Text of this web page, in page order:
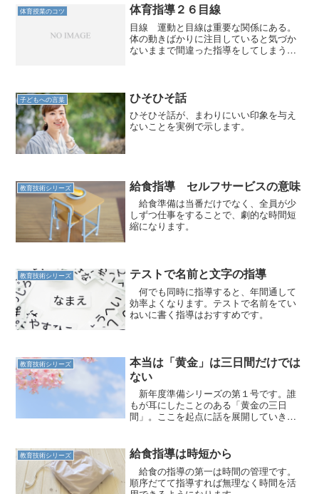
体育授業のコツ 体育指導２６目線
目線 運動と目線は重要な関係にある。
体の動きばかりに注目していると気づか
ないままで間違った指導をしてしまう。
なる。嘘みたいと思うだろう...
子どもへの言葉 ひそひそ話
ひそひそ話が、まわりにいい印象を与え
ないことを実例で示します。
教育技術シリーズ 給食指導 セルフサービスの意味
給食準備は当番だけでなく、全員が少
しずつ仕事をすることで、劇的な時間短
縮になります。
教育技術シリーズ テストで名前と文字の指導
何でも同時に指導すると、年間通して
効率よくなります。テストで名前をてい
ねいに書く指導はおすすめです。
教育技術シリーズ
本当は「黄金」は三日間だけでは
ない
新年度準備シリーズの第１号です。誰
もが耳にしたことのある「黄金の三日
間」。ここを起点に話を展開していきま
教育技術シリーズ 給食指導は時短から
給食の指導の第一は時間の管理です。
順序だてて指導すれば無理なく時間を活